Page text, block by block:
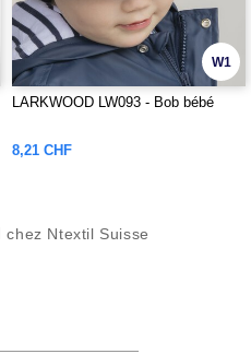
W1
LARKWOOD LW093 - Bob bébé
8,21 CHF
chez Ntextil Suisse